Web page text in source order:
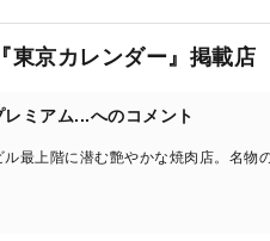
東京カレンダー』掲載店
ミアム...へのコメント
ル最上階に潜む艶やかな焼肉店。名物